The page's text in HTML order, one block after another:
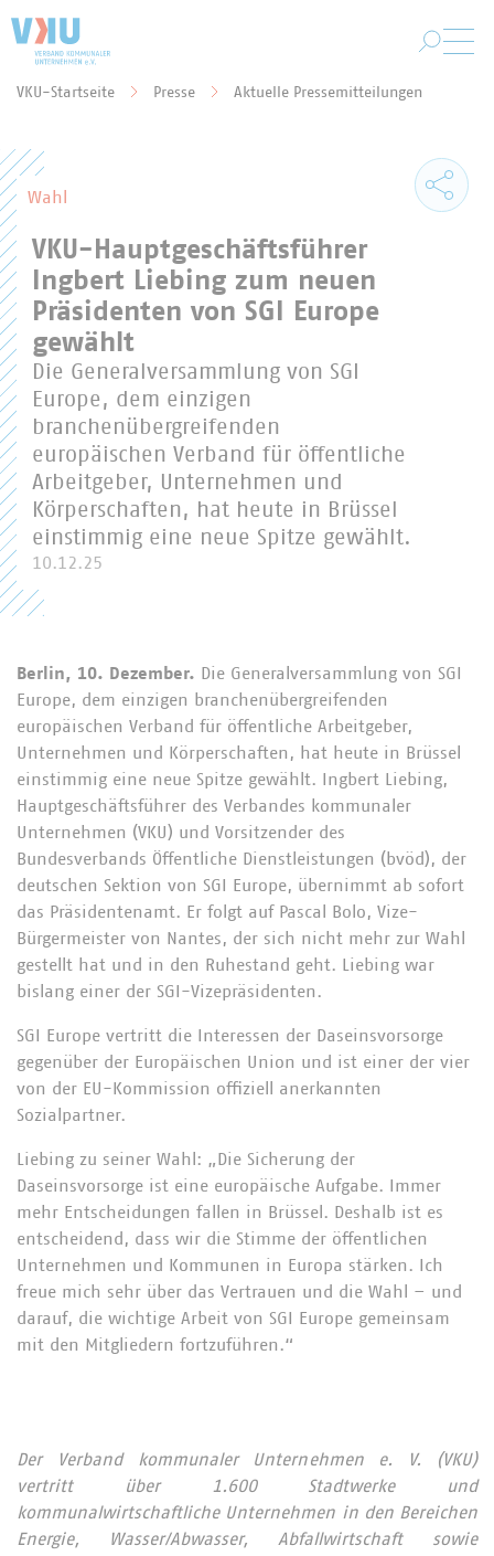
VKU-Startseite Presse Aktuelle Pressemitteilungen
Wahl
VKU-Hauptgeschäftsführer
Ingbert Liebing zum neuen
Präsidenten von SGI Europe
gewählt
Die Generalversammlung von SGI
Europe, dem einzigen
branchenübergreifenden
europäischen Verband für öffentliche
Arbeitgeber, Unternehmen und
Körperschaften, hat heute in Brüssel
einstimmig eine neue Spitze gewählt.
10.12.25
Berlin, 10. Dezember. Die Generalversammlung von SGI
Europe, dem einzigen branchenübergreifenden
europäischen Verband für öffentliche Arbeitgeber,
Unternehmen und Körperschaften, hat heute in Brüssel
einstimmig eine neue Spitze gewählt. Ingbert Liebing,
Hauptgeschäftsführer des Verbandes kommunaler
Unternehmen (VKU) und Vorsitzender des
Bundesverbands Öffentliche Dienstleistungen (bvöd), der
deutschen Sektion von SGI Europe, übernimmt ab sofort
das Präsidentenamt. Er folgt auf Pascal Bolo, Vize-
Bürgermeister von Nantes, der sich nicht mehr zur Wahl
gestellt hat und in den Ruhestand geht. Liebing war
bislang einer der SGI-Vizepräsidenten.
SGI Europe vertritt die Interessen der Daseinsvorsorge
gegenüber der Europäischen Union und ist einer der vier
von der EU-Kommission offiziell anerkannten
Sozialpartner.
Liebing zu seiner Wahl: „Die Sicherung der
Daseinsvorsorge ist eine europäische Aufgabe. Immer
mehr Entscheidungen fallen in Brüssel. Deshalb ist es
entscheidend, dass wir die Stimme der öffentlichen
Unternehmen und Kommunen in Europa stärken. Ich
freue mich sehr über das Vertrauen und die Wahl – und
darauf, die wichtige Arbeit von SGI Europe gemeinsam
mit den Mitgliedern fortzuführen.“
Der Verband kommunaler Unternehmen e. V. (VKU)
vertritt über 1.600 Stadtwerke und
kommunalwirtschaftliche Unternehmen in den Bereichen
Energie, Wasser/Abwasser, Abfallwirtschaft sowie